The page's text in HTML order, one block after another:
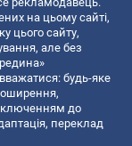
на цьому сайті,
цього сайту,
але без
будь-яке
до
переклад